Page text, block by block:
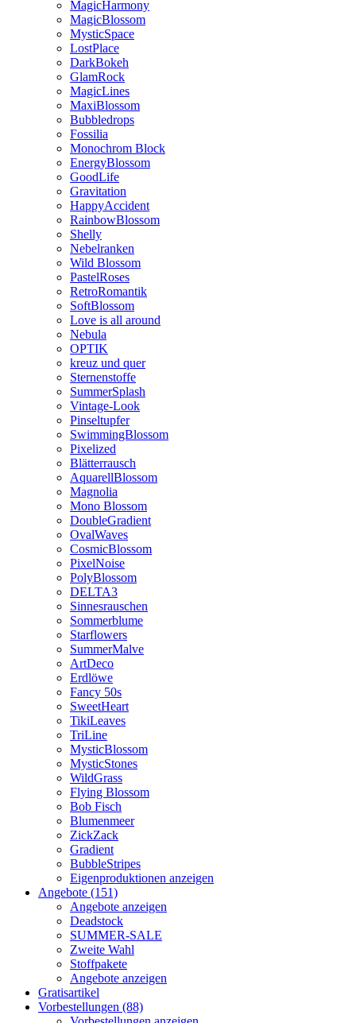
MagicHarmony
MagicBlossom
MysticSpace
LostPlace
DarkBokeh
GlamRock
MagicLines
MaxiBlossom
Bubbledrops
Fossilia
Monochrom Block
EnergyBlossom
GoodLife
Gravitation
HappyAccident
RainbowBlossom
Shelly
Nebelranken
Wild Blossom
PastelRoses
RetroRomantik
SoftBlossom
Love is all around
Nebula
OPTIK
kreuz und quer
Sternenstoffe
SummerSplash
Vintage-Look
Pinseltupfer
SwimmingBlossom
Pixelized
Blätterrausch
AquarellBlossom
Magnolia
Mono Blossom
DoubleGradient
OvalWaves
CosmicBlossom
PixelNoise
PolyBlossom
DELTA3
Sinnesrauschen
Sommerblume
Starflowers
SummerMalve
ArtDeco
Erdlöwe
Fancy 50s
SweetHeart
TikiLeaves
TriLine
MysticBlossom
MysticStones
WildGrass
Flying Blossom
Bob Fisch
Blumenmeer
ZickZack
Gradient
BubbleStripes
Eigenproduktionen anzeigen
Angebote (151)
Angebote anzeigen
Deadstock
SUMMER-SALE
Zweite Wahl
Stoffpakete
Angebote anzeigen
Gratisartikel
Vorbestellungen (88)